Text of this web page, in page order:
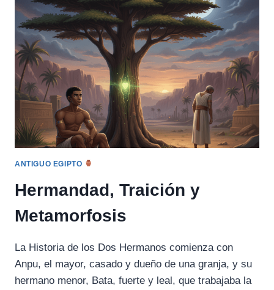
ANTIGUO EGIPTO
Hermandad, Traición y
Metamorfosis
La Historia de los Dos Hermanos comienza con
Anpu, el mayor, casado y dueño de una granja, y su
hermano menor, Bata, fuerte y leal, que trabajaba la